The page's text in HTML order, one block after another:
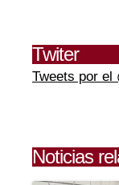
Twiter
Tweets por el
Noticias